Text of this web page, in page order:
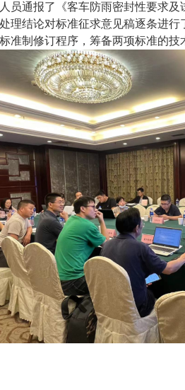
员通报了《客车防雨密封性要求
理结论对标准征求意见稿逐条进行
准制修订程序，筹备两项标准的技